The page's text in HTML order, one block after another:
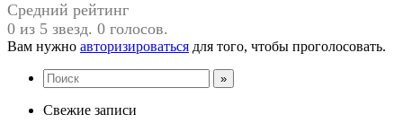
Средний рейтинг
0 из 5 звезд. 0 голосов.
Вам нужно авторизироваться для того, чтобы проголосовать.
Свежие записи